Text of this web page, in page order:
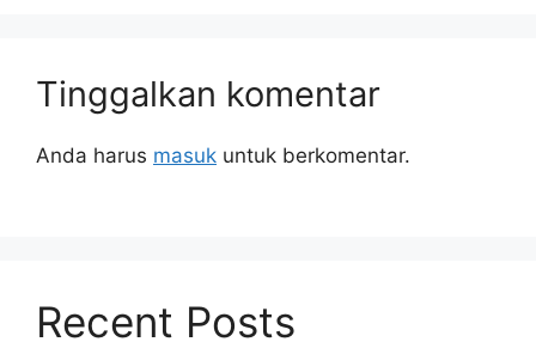
Tinggalkan komentar
Anda harus masuk untuk berkomentar.
Recent Posts